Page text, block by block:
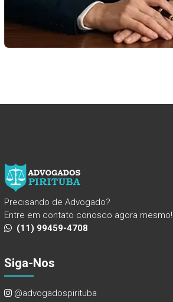
Precisando de Advogado?
Entre em contato conosco agora mesmo!
(11) 99459-4708
Siga-Nos
@advogadospirituba